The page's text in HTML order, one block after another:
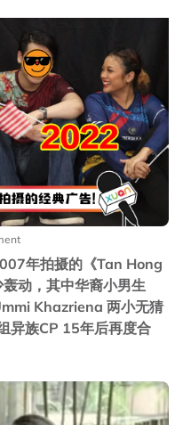
年拍摄的《Tan Hong
动，其中华裔小男生
Khazriena 两小无猜
异族CP 15年后再度合